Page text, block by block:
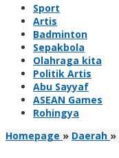
Sport
Artis
Badminton
Sepakbola
Olahraga kita
Politik Artis
Abu Sayyaf
ASEAN Games
Rohingya
Homepage » Daerah »